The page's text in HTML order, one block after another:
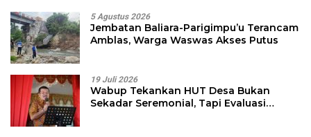
5 Agustus 2026
Jembatan Baliara-Parigimpu’u Terancam
Amblas, Warga Waswas Akses Putus
19 Juli 2026
Wabup Tekankan HUT Desa Bukan
Sekadar Seremonial, Tapi Evaluasi